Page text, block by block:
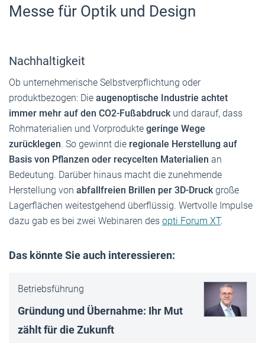
Messe für Optik und Design
Nachhaltigkeit
Ob unternehmerische Selbstverpflichtung oder
produktbezogen: Die augenoptische Industrie achtet
immer mehr auf den CO2-Fußabdruckund darauf, dass
Rohmaterialien und Vorprodukte geringe Wege
zurücklegen. So gewinnt die regionale Herstellung auf
Basis von Pflanzen oder recycelten Materialien an
Bedeutung. Darüber hinaus macht die zunehmende
Herstellung von abfallfreien Brillen per 3D-Druckgroße
Lagerflächen weitestgehend überflüssig. Wertvolle Impulse
dazu gab es bei zwei Webinaren des opti Forum XT.
Das könnte Sie auch interessieren:
Betriebsführung
Gründung und Übernahme: Ihr Mut
zählt für die Zukunft